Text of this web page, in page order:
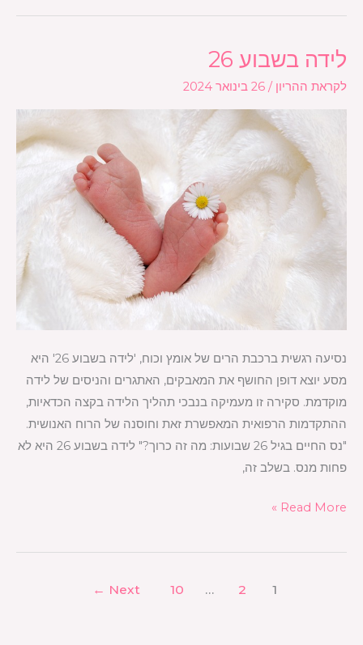
לידה בשבוע 26
לקראת ההריון / 26 בינואר 2024
נסיעה רגשית ברכבת הרים של אומץ וכוח, 'לידה בשבוע 26' היא
מסע יוצא דופן החושף את המאבקים, האתגרים והניסים של לידה
מוקדמת. סקירה זו מעמיקה בנבכי תהליך הלידה בקצה הכדאיות,
ההתקדמות הרפואית המאפשרת זאת וחוסנה של הרוח האנושית.
"נס החיים בגיל 26 שבועות: מה זה כרוך?" לידה בשבוע 26 היא לא
פחות מנס. בשלב זה,
לידה
Read More »
1
2
…
10
Next
←